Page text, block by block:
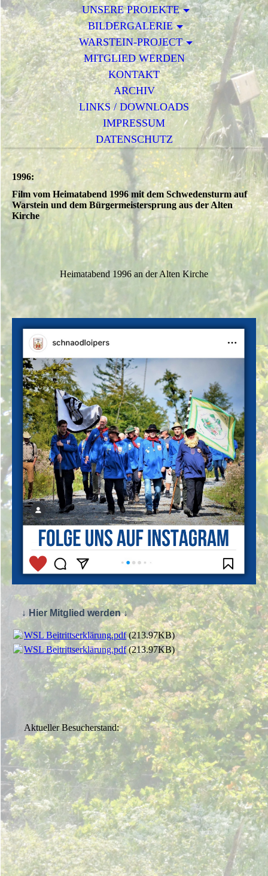
UNSERE PROJEKTE
BILDERGALERIE
WARSTEIN-PROJECT
MITGLIED WERDEN
KONTAKT
ARCHIV
LINKS / DOWNLOADS
IMPRESSUM
DATENSCHUTZ
1996:
Film vom Heimatabend 1996 mit dem Schwedensturm auf
Warstein und dem Bürgermeistersprung aus der Alten
Kirche
Heimatabend 1996 an der Alten Kirche
↓ Hier Mitglied werden ↓
WSL Beitrittserklärung.pdf(213.97KB)
WSL Beitrittserklärung.pdf(213.97KB)
Aktueller Besucherstand: